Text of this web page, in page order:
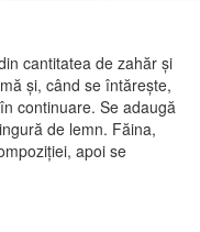
cantitatea de zahăr şi
şi, când se întăreşte,
con­tinuare. Se adaugă
de lemn. Făina,
apoi se